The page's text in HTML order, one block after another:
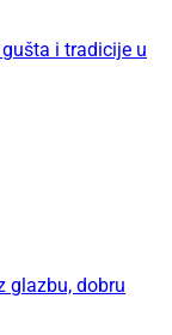
i tradicije u
glazbu, dobru